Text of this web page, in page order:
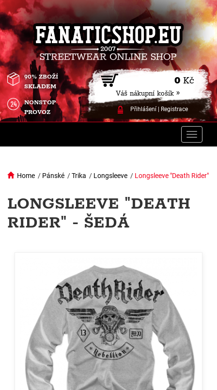
0 Kč
Váš nákupní košík »
Přihlášení| Registrace
90% ZBOŽÍ
SKLADEM
NONSTOP
PROVOZ
Toggle
Home / Pánské /Trika / Longsleeve / Longsleeve "Death Rider"
LONGSLEEVE "DEATH
RIDER" - ŠEDÁ